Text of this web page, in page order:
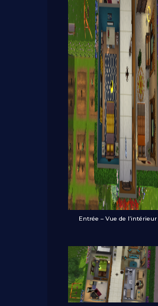
Entrée – Vue de l’intérieur